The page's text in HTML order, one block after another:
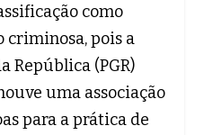
como
criminosa, pois a
República (PGR)
uma associação
para a prática de